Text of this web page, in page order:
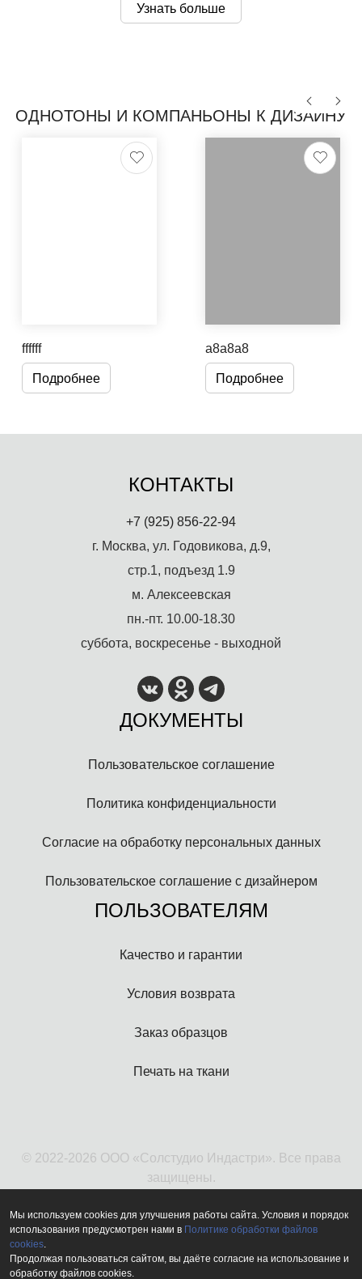
Узнать больше
ОДНОТОНЫ И КОМПАНЬОНЫ К ДИЗАЙНУ
ffffff
Подробнее
a8a8a8
Подробнее
КОНТАКТЫ
+7 (925) 856-22-94
г. Москва, ул. Годовикова, д.9,
стр.1, подъезд 1.9
м. Алексеевская
пн.-пт. 10.00-18.30
суббота, воскресенье - выходной
ДОКУМЕНТЫ
Пользовательское соглашение
Политика конфиденциальности
Согласие на обработку персональных данных
Пользовательское соглашение с дизайнером
ПОЛЬЗОВАТЕЛЯМ
Качество и гарантии
Условия возврата
Заказ образцов
Печать на ткани
© 2022-2026 ООО «Солстудио Индастри». Все права
защищены.
Мы используем cookies для улучшения работы сайта. Условия и порядок
использования предусмотрен нами в Политике обработки файлов
cookies.
Продолжая пользоваться сайтом, вы даёте согласие на использование и
обработку файлов cookies.